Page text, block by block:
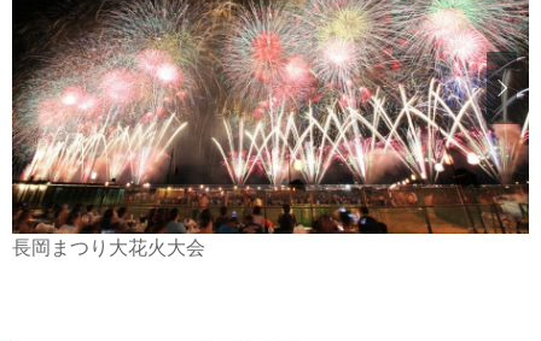
長岡まつり大花火大会